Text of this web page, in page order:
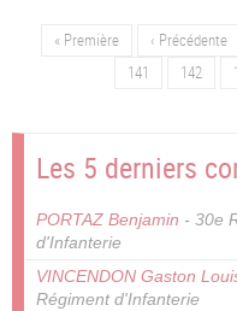
Pagination
Première
« Première
Page
‹ Précédente
Page
141 Page
142
Les 5 derniers
PORTAZ Benjamin - 30e
d'Infanterie
VINCENDON Gaston
Régiment d'Infanterie